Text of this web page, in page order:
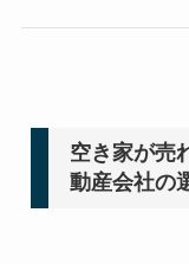
空き家が売
動産会社の